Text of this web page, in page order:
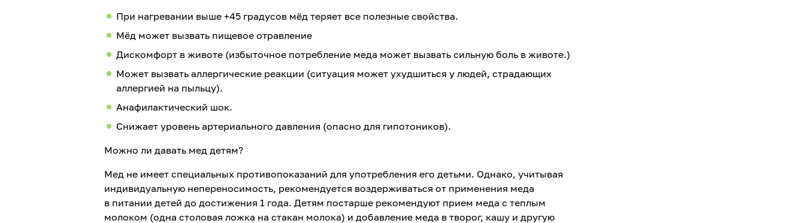
При нагревании выше +45 градусов мёд теряет все полезные свойства.
Мёд может вызвать пищевое отравление
Дискомфорт в животе (избыточное потребление меда может вызвать сильную боль в животе.)
Может вызвать аллергические реакции (ситуация может ухудшиться у людей, страдающих
аллергией на пыльцу).
Анафилактический шок.
Снижает уровень артериального давления (опасно для гипотоников).
Можно ли давать мед детям?
Мед не имеет специальных противопоказаний для употребления его детьми. Однако, учитывая
индивидуальную непереносимость, рекомендуется воздерживаться от применения меда
в питании детей до достижения 1 года. Детям постарше рекомендуют прием меда с теплым
молоком (одна столовая ложка на стакан молока) и добавление меда в творог, кашу и другую